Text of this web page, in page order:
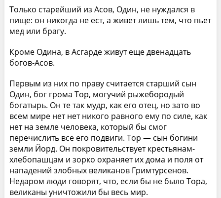
Только старейший из Асов, Один, не нуждался в
пище: он никогда не ест, а живет лишь тем, что пьет
мед или брагу.
Кроме Одина, в Асгарде живут еще двенадцать
богов-Асов.
Первым из них по праву считается старший сын
Один, бог грома Тор, могучий рыжебородый
богатырь. Он те так мудр, как его отец, но зато во
всем мире нет нет никого равного ему по силе, как
нет на земле человека, который бы смог
перечислить все его подвиги. Тор — сын богини
земли Йорд. Он покровительствует крестьянам-
хлебопашцам и зорко охраняет их дома и поля от
нападений злобных великанов Гримтурсенов.
Недаром люди говорят, что, если бы не было Тора,
великаны уничтожили бы весь мир.